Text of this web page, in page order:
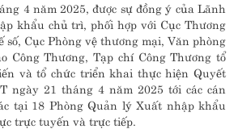
4 năm 2025, được sự đồng ý của Lãnh
khẩu chủ trì, phối hợp với Cục Thương
Cục Phòng vệ thương mại, Văn phòng
Công Thương, Tạp chí Công Thương tổ
và tổ chức triển khai thực hiện Quyết
ngày 21 tháng 4 năm 2025 tới các cán
tại 18 Phòng Quản lý Xuất nhập khẩu
trực tuyến và trực tiếp.